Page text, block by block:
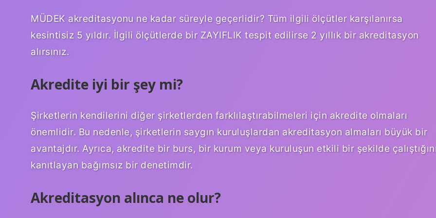
MÜDEK akreditasyonu ne kadar süreyle geçerlidir? Tüm ilgili ölçütler karşılanırsa
kesintisiz 5 yıldır. İlgili ölçütlerde bir ZAYIFLIK tespit edilirse 2 yıllık bir akreditasyon
alırsınız.
Akredite iyi bir şey mi?
Şirketlerin kendilerini diğer şirketlerden farklılaştırabilmeleri için akredite olmaları
önemlidir. Bu nedenle, şirketlerin saygın kuruluşlardan akreditasyon almaları büyük bir
avantajdır. Ayrıca, akredite bir burs, bir kurum veya kuruluşun etkili bir şekilde
kanıtlayan bağımsız bir denetimdir.
Akreditasyon alınca ne olur?